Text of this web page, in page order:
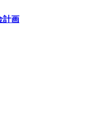
たページデザイン
計画